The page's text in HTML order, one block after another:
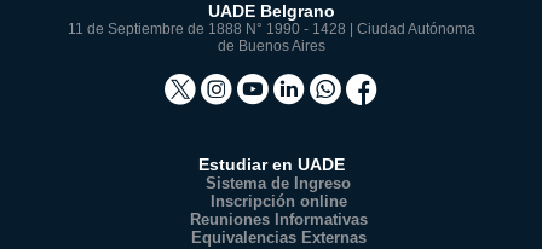
UADE Belgrano
11 de Septiembre de 1888 N° 1990 - 1428 | Ciudad Autónoma
de Buenos Aires
Estudiar en UADE
Sistema de Ingreso
Inscripción online
Reuniones Informativas
Equivalencias Externas